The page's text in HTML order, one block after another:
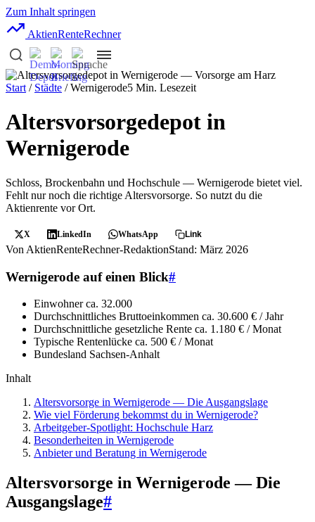
Zum Inhalt springen
AktienRenteRechner
Start / Städte / Wernigerode5 Min. Lesezeit
Altersvorsorgedepot in
Wernigerode
Schloss, Brockenbahn und Hochschule — Wernigerode bietet viel.
Fehlt nur noch die richtige Altersvorsorge. So nutzt du die
Aktienrente vor Ort.
X LinkedIn WhatsApp Link
Von AktienRenteRechner-RedaktionStand: März 2026
Wernigerode auf einen Blick#
Einwohnerca. 32.000
Durchschnittliches Bruttoeinkommen ca. 30.600 € / Jahr
Durchschnittliche gesetzliche Rente ca. 1.180 € / Monat
Typische Rentenlücke ca. 500 € / Monat
Bundesland Sachsen-Anhalt
Inhalt
Altersvorsorge in Wernigerode — Die Ausgangslage
Wie viel Förderung bekommst du in Wernigerode?
Arbeitgeber-Spotlight: Hochschule Harz
Besonderheiten in Wernigerode
Anbieter und Beratung in Wernigerode
Altersvorsorge in Wernigerode — Die
Ausgangslage#